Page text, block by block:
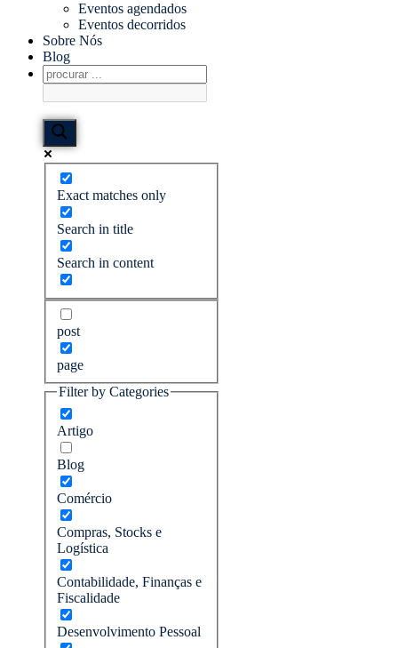
Eventos agendados
Eventos decorridos
Sobre Nós
Blog
Exact matches only
Search in title
Search in content
post
page
Filter by Categories
Artigo
Blog
Comércio
Compras, Stocks e
Logística
Contabilidade, Finanças e
Fiscalidade
Desenvolvimento Pessoal